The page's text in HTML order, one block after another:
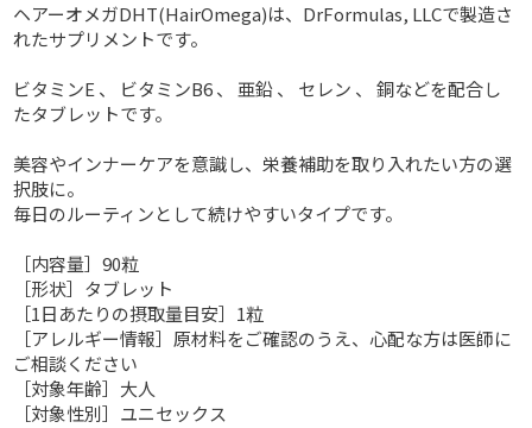
ヘアーオメガDHT(HairOmega)は、DrFormulas, LLCで製造さ
れたサプリメントです。
ビタミンE 、 ビタミンB6 、 亜鉛 、 セレン 、 銅などを配合し
たタブレットです。
美容やインナーケアを意識し、栄養補助を取り入れたい方の選
択肢に。
毎日のルーティンとして続けやすいタイプです。
［内容量］90粒
［形状］タブレット
［1日あたりの摂取量目安］1粒
［アレルギー情報］原材料をご確認のうえ、心配な方は医師に
ご相談ください
［対象年齢］大人
［対象性別］ユニセックス